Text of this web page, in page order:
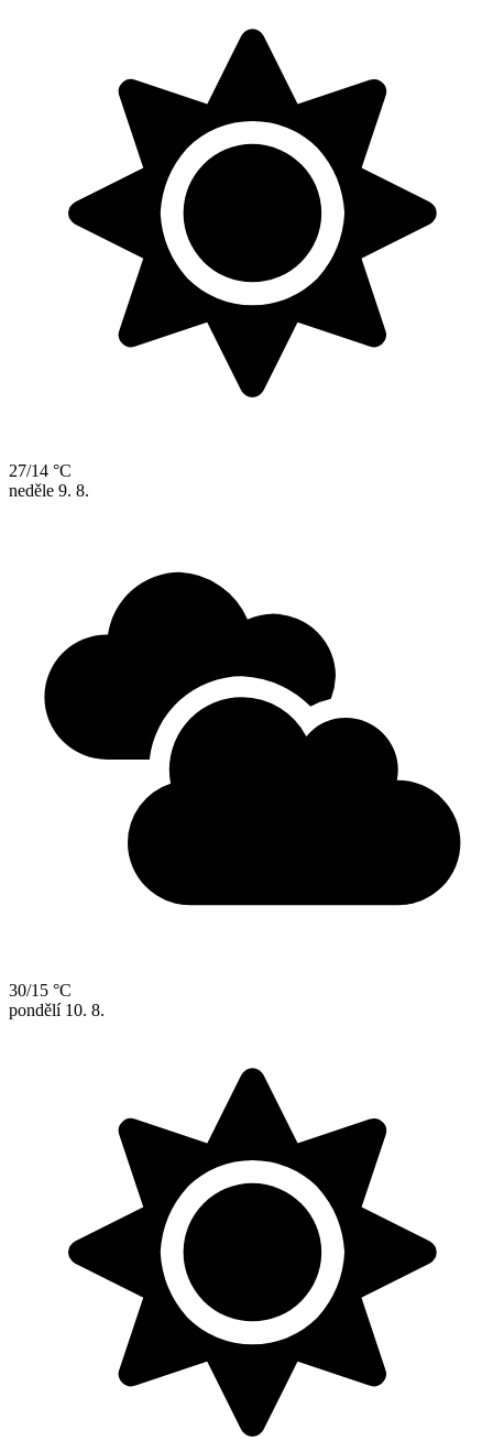
27/14 °C
neděle 9. 8.
30/15 °C
pondělí 10. 8.